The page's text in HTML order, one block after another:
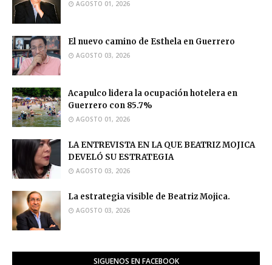
AGOSTO 01, 2026
El nuevo camino de Esthela en Guerrero
AGOSTO 03, 2026
Acapulco lidera la ocupación hotelera en
Guerrero con 85.7%
AGOSTO 01, 2026
LA ENTREVISTA EN LA QUE BEATRIZ MOJICA
DEVELÓ SU ESTRATEGIA
AGOSTO 03, 2026
La estrategia visible de Beatriz Mojica.
AGOSTO 03, 2026
SIGUENOS EN FACEBOOK